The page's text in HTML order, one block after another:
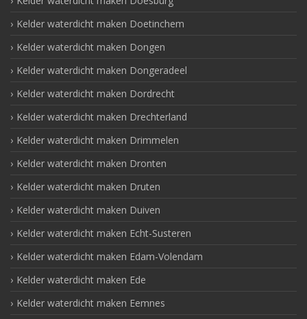
Kelder waterdicht maken Doetinchem
Kelder waterdicht maken Dongen
Kelder waterdicht maken Dongeradeel
Kelder waterdicht maken Dordrecht
Kelder waterdicht maken Drechterland
Kelder waterdicht maken Drimmelen
Kelder waterdicht maken Dronten
Kelder waterdicht maken Druten
Kelder waterdicht maken Duiven
Kelder waterdicht maken Echt-Susteren
Kelder waterdicht maken Edam-Volendam
Kelder waterdicht maken Ede
Kelder waterdicht maken Eemnes